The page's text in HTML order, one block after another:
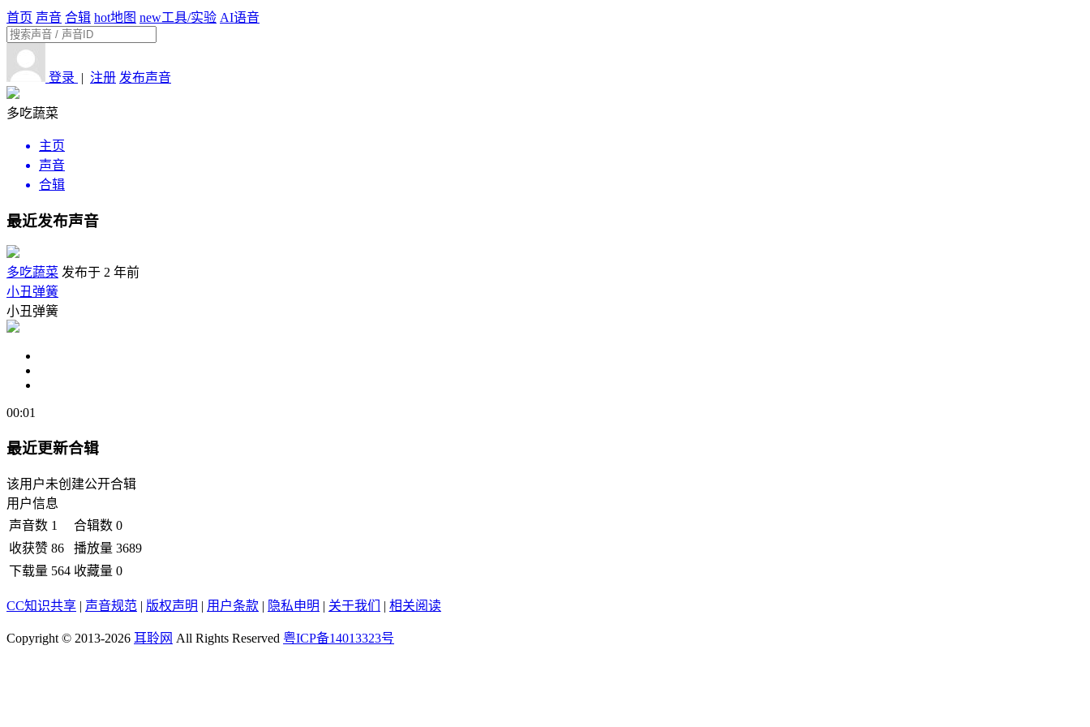
首页 声音 合辑 hot地图 new工具/实验 AI语音
登录 | 注册 发布声音
多吃蔬菜
主页
声音
合辑
最近发布声音
多吃蔬菜 发布于 2 年前
小丑弹簧
小丑弹簧
00:01
最近更新合辑
该用户未创建公开合辑
用户信息
声音数 1 合辑数 0
收获赞 86 播放量 3689
下载量 564 收藏量 0
CC知识共享 | 声音规范 | 版权声明 | 用户条款 | 隐私申明 | 关于我们 | 相关阅读
Copyright © 2013-2026 耳聆网 All Rights Reserved 粤ICP备14013323号